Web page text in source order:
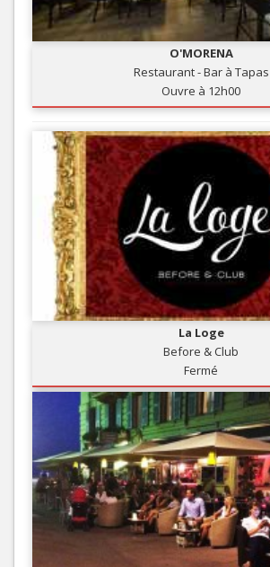
O'MORENA
Restaurant - Bar à Tapas
Ouvre à 12h00
La Loge
Before & Club
Fermé